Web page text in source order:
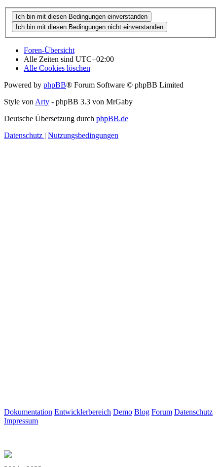
Foren-Übersicht
Alle Zeiten sind UTC+02:00
Alle Cookies löschen
Powered by phpBB® Forum Software © phpBB Limited
Style von Arty - phpBB 3.3 von MrGaby
Deutsche Übersetzung durch phpBB.de
Datenschutz | Nutzungsbedingungen
Dokumentation Entwicklerbereich Demo Blog Forum Datenschutz
Impressum